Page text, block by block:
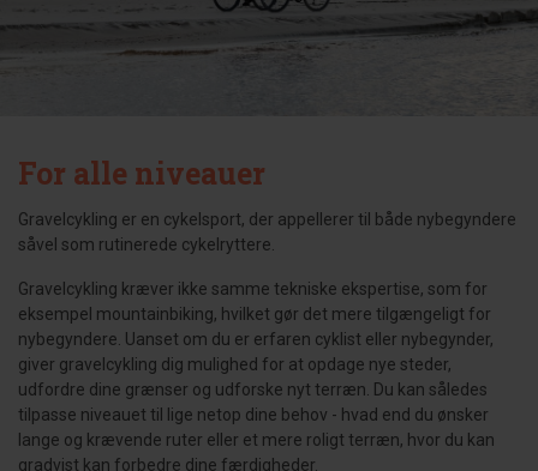
For alle niveauer
Gravelcykling er en cykelsport, der appellerer til både nybegyndere
såvel som rutinerede cykelryttere.
Gravelcykling kræver ikke samme tekniske ekspertise, som for
eksempel mountainbiking, hvilket gør det mere tilgængeligt for
nybegyndere. Uanset om du er erfaren cyklist eller nybegynder,
giver gravelcykling dig mulighed for at opdage nye steder,
udfordre dine grænser og udforske nyt terræn. Du kan således
tilpasse niveauet til lige netop dine behov - hvad end du ønsker
lange og krævende ruter eller et mere roligt terræn, hvor du kan
gradvist kan forbedre dine færdigheder.